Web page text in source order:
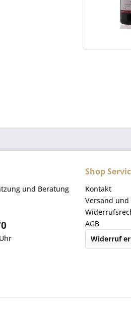
und Beratung
Shop
Kontakt
Versand
AGB
Widerruf